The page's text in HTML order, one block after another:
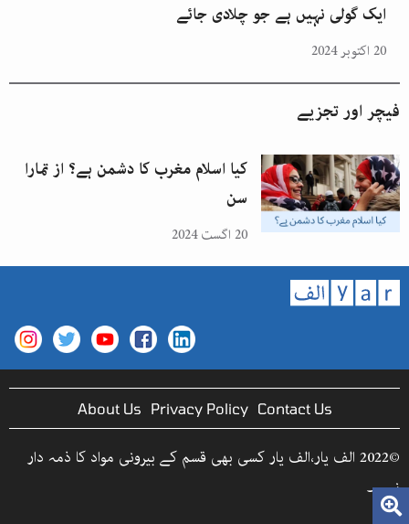
ایک گولی نہیں ہے جو چلادی جائے
20 اکتوبر 2024
فیچر اور تجزیے
کیا اسلام مغرب کا دشمن ہے؟ از تمارا
سن
20 اگست 2024
About Us Privacy Policy Contact Us
©2022 الف یار،الف یار کسی بھی قسم کے بیرونی مواد کا ذمہ دار
نہیں۔